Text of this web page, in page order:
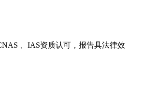
、IAS资质认可，报告具法律效